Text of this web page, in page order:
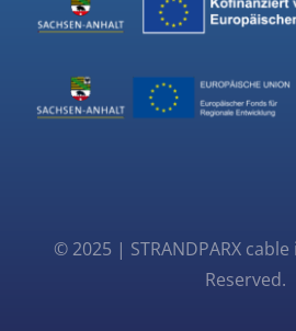
© 2025 | STRANDPARX
Reserved.